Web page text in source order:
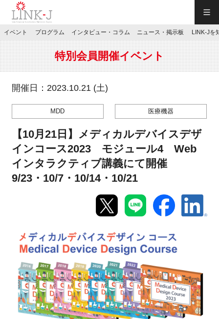
JP／EN
特別会員専用メニュー
施設ご予約
お問い合わせ
新規登録
イベント
プログラム
インタビュー・コラム
イベント プログラム インタビュー・コラム ニュース・掲示板 LINK-Jを
特別会員開催イベント
開催日：2023.10.21 (土)
MDD 医療機器
【10月21日】メディカルデバイスデザ
インコース2023 モジュール4 Web
インタラクティブ講義にて開催
9/23・10/7・10/14・10/21